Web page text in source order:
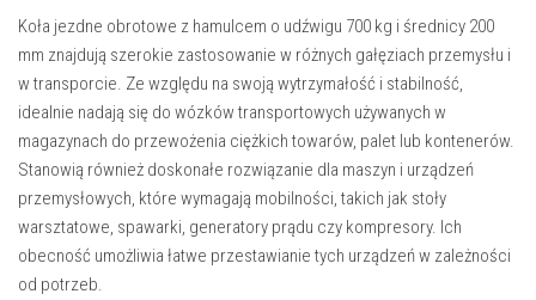
Koła jezdne obrotowe z hamulcem o udźwigu 700 kg i średnicy 200
mm znajdują szerokie zastosowanie w różnych gałęziach przemysłu i
w transporcie. Ze względu na swoją wytrzymałość i stabilność,
idealnie nadają się do wózków transportowych używanych w
magazynach do przewożenia ciężkich towarów, palet lub kontenerów.
Stanowią również doskonałe rozwiązanie dla maszyn i urządzeń
przemysłowych, które wymagają mobilności, takich jak stoły
warsztatowe, spawarki, generatory prądu czy kompresory. Ich
obecność umożliwia łatwe przestawianie tych urządzeń w zależności
od potrzeb.